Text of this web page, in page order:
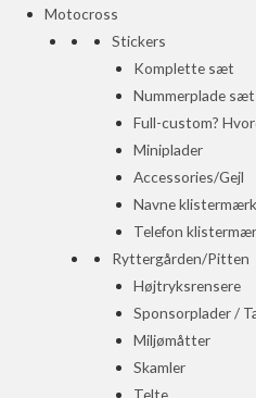
Motocross
Stickers
Komplette sæt
Nummerplade sæt
Full-custom?
Miniplader
Accessories/Gejl
Navne
Telefon
Ryttergården/Pitten
Højtryksrensere
Sponsorplader /
Miljømåtter
Skamler